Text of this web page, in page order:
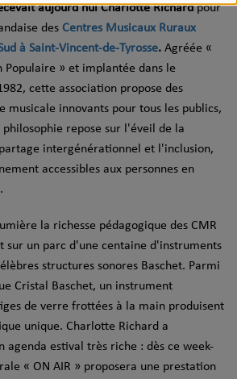
aujourd’hui Charlotte Richardpour
des Centres Musicaux Ruraux
à Saint-Vincent-de-Tyrosse. Agréée «
Populaire » et implantée dans le
cette association propose des
musicale innovants pour tous les publics,
philosophie repose sur l'éveil de la
intergénérationnel et l'inclusion,
accessibles aux personnes en
la richesse pédagogique des CMR
sur un parc d'une centaine d'instruments
structures sonores Baschet. Parmi
Cristal Baschet, un instrument
de verre frottées à la main produisent
unique. Charlotte Richard a
agenda estival très riche : dès ce week-
« ON AIR » proposera une prestation